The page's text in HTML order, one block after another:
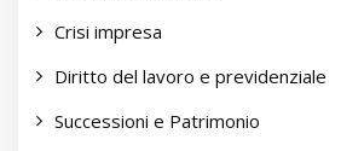
Crisi impresa
Diritto del lavoro e previdenziale
Successioni e Patrimonio